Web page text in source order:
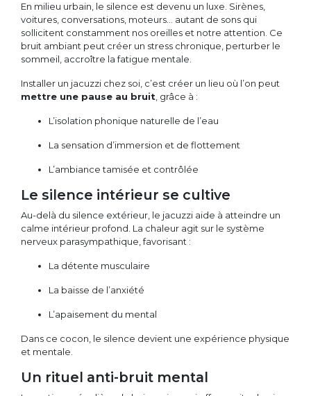
En milieu urbain, le silence est devenu un luxe. Sirènes,
voitures, conversations, moteurs… autant de sons qui
sollicitent constamment nos oreilles et notre attention. Ce
bruit ambiant peut créer un stress chronique, perturber le
sommeil, accroître la fatigue mentale.
Installer un jacuzzi chez soi, c’est créer un lieu où l’on peut
mettre une pause au bruit , grâce à :
L’isolation phonique naturelle de l’eau
La sensation d’immersion et de flottement
L’ambiance tamisée et contrôlée
Le silence intérieur se cultive
Au-delà du silence extérieur, le jacuzzi aide à atteindre un
calme intérieur profond. La chaleur agit sur le système
nerveux parasympathique, favorisant :
La détente musculaire
La baisse de l’anxiété
L’apaisement du mental
Dans ce cocon, le silence devient une expérience physique
et mentale.
Un rituel anti-bruit mental